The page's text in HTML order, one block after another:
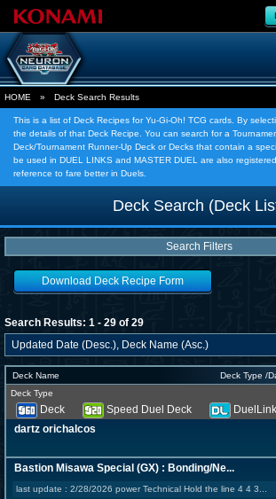
HOME » Deck Search Results
This is a list of Deck Recipes for Yu-Gi-Oh! TCG cards. By
the details of that Deck Recipe. You can search for a
Deck/Tournament Runner-Up Deck or Decks that contain a
be used in DUEL LINKS and MASTER DUEL are also
reference to fare better in Duels.
Deck Search (Deck
Search Filters
Download Deck Recipe Form
Search Results: 1 - 29 of 29
Deck Name
Deck Type /
Deck Type
Deck Speed Duel Deck
dartz orichalcos
Bastion Misawa Special (GX) : Bonding/Ne...
last update : 2/28/2026 power Technical Hold the line 4 4 3...